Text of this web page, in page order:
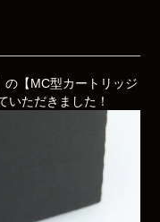
の【MC型カートリッジ
いただきました！